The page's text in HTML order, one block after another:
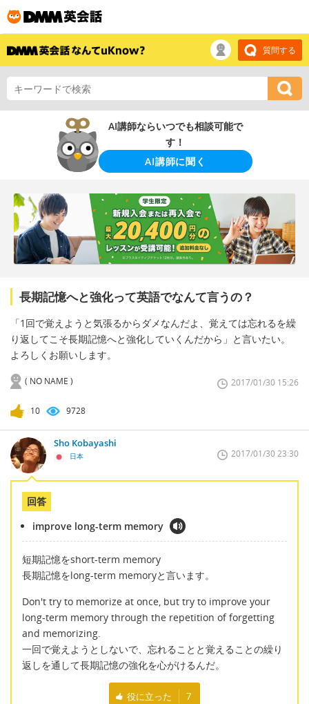
質問する
AI講師ならいつでも相談可能で
す！
AI講師に聞く
長期記憶へと強化って英語でなんて言うの？
「1回で覚えようと気張るからダメなんだよ、覚えては忘れるを繰
り返してこそ長期記憶へと強化していくんだから」と言いたい。
よろしくお願いします。
( NO NAME ) 2017/01/30 15:26
10 9728
Sho Kobayashi
日本 2017/01/30 23:30
回答
improve long-term memory
短期記憶をshort-term memory
長期記憶をlong-term memoryと言います。
Don't try to memorize at once, but try to improve your
long-term memory through the repetition of forgetting
and memorizing.
一回で覚えようとしないで、忘れることと覚えることの繰り
返しを通して長期記憶の強化を心がけるんだ。
役に立った 7